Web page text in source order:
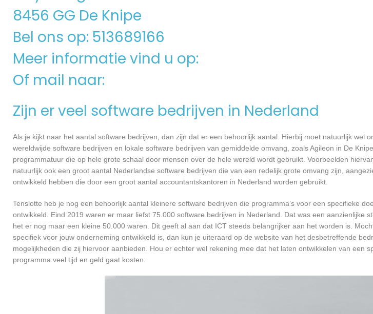
8456 GG De Knipe
Bel ons op: 513689166
Meer informatie vind u op:
Of mail naar:
Zijn er veel software bedrijven in Nederland
Als je kijkt naar het aantal software bedrijven, dan zijn dat er een behoorlijk aantal. Hierbij moet natuurlijk wel
wereldwijde software bedrijven en lokale software bedrijven van gemiddelde omvang, zoals Agileon in De
programmatuur die op hele grote schaal door mensen over de hele wereld wordt gebruikt. Voorbeelden
natuurlijk ook een groot aantal Nederlandse software bedrijven die van een redelijk grote omvang zijn,
ontwikkeld hebben die door een groot aantal accountantskantoren in Nederland worden gebruikt.
Tenslotte heb je nog een behoorlijk aantal kleinere software bedrijven die programma’s voor een specifieke
ontwikkeld. Eind 2019 waren er maar liefst 75.000 software bedrijven in Nederland. Dat was een aanzienlijke
het er nog maar een kleine 50.000 waren. Dit geeft al aan dat ICT steeds belangrijker aan het worden is.
specifiek voor jouw onderneming ontwikkeld is, dan kun je uiteraard op de website van het desbetreffende
mogelijkheden die zij hiervoor aanbieden. Hou er echter wel rekening mee dat het laten ontwikkelen van een
programma veel tijd en geld gaat kosten.